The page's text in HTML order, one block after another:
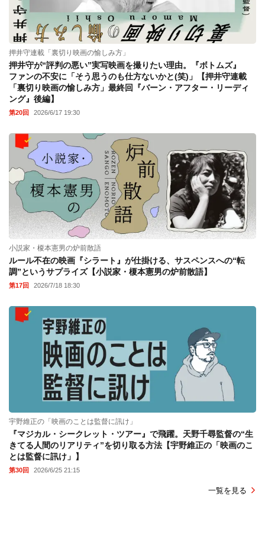
押井守連載「裏切り映画の愉しみ方」
押井守が“評判の悪い”実写映画を撮りたい理由。『ボトムズ』
ファンの不安に「そう思うのも仕方ないかと(笑)」【押井守連載
「裏切り映画の愉しみ方」最終回『バーン・アフター・リーディ
ング』後編】
第20回 2026/6/17 19:30
小説家・榎本憲男の炉前散語
ルール不在の映画『シラート』が仕掛ける、サスペンスへの“転
調”というサプライズ【小説家・榎本憲男の炉前散語】
第17回 2026/7/18 18:30
宇野維正の「映画のことは監督に訊け」
『マジカル・シークレット・ツアー』で飛躍。天野千尋監督の“生
きてる人間のリアリティ”を切り取る方法【宇野維正の「映画のこ
とは監督に訊け」】
第30回 2026/6/25 21:15
一覧を見る